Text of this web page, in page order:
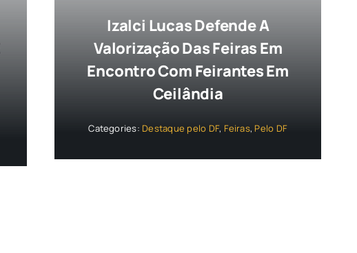
Izalci Lucas Defende A
Valorização Das Feiras Em
Encontro Com Feirantes Em
Ceilândia
Categories: Destaque pelo DF, Feiras, Pelo DF